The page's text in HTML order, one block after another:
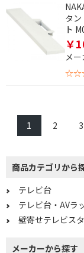
タ
ト
￥
メ
1 2 3
商品カテゴリから
テレビ台
テレビ台・AVラ
壁寄せテレビス
メーカーから探す